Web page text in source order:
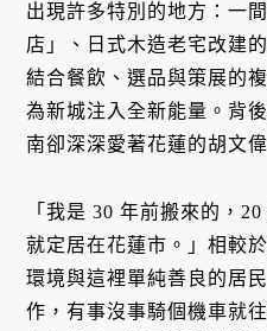
出現許多特別的地方：一
店」、日式木造老宅改建
結合餐飲、選品與策展的
為新城注入全新能量。背
南卻深深愛著花蓮的胡文偉
「我是 30 年前搬來的，
就定居在花蓮市。」相較
環境與這裡單純善良的居
作，有事沒事騎個機車就